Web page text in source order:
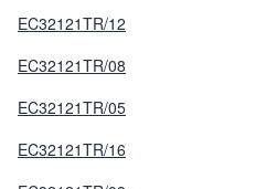
EC32121TR/12
EC32121TR/08
EC32121TR/05
EC32121TR/16